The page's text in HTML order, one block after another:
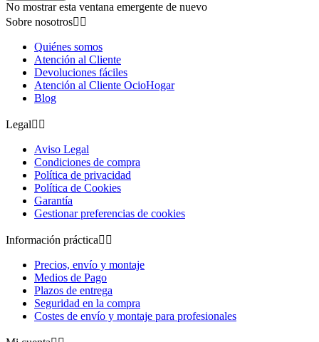
No mostrar esta ventana emergente de nuevo
Sobre nosotros 
Quiénes somos
Atención al Cliente
Devoluciones fáciles
Atención al Cliente OcioHogar
Blog
Legal 
Aviso Legal
Condiciones de compra
Política de privacidad
Política de Cookies
Garantía
Gestionar preferencias de cookies
Información práctica 
Precios, envío y montaje
Medios de Pago
Plazos de entrega
Seguridad en la compra
Costes de envío y montaje para profesionales